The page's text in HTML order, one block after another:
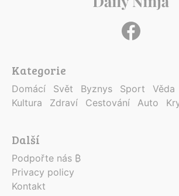
Kategorie
Domácí Svět Byznys Sport Věda
Kultura
Zdraví Cestování Auto
Další
Podpořte nás ₿
Privacy policy
Kontakt